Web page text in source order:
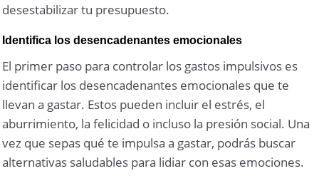
desestabilizar tu presupuesto.
Identifica los desencadenantes emocionales
El primer paso para controlar los gastos impulsivos es
identificar los desencadenantes emocionales que te
llevan a gastar. Estos pueden incluir el estrés, el
aburrimiento, la felicidad o incluso la presión social. Una
vez que sepas qué te impulsa a gastar, podrás buscar
alternativas saludables para lidiar con esas emociones.